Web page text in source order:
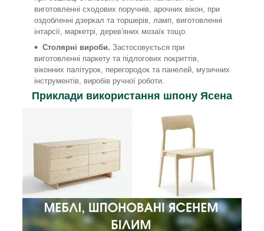
виготовленні сходових поручнів, арочних вікон, при
оздобленні дзеркал та торшерів, ламп, виготовленні
інтарсії, маркетрі, дерев'яних мозаїк тощо.
Столярні вироби. Застосовується при
виготовленні паркету та підлогових покриттів,
віконних палітурок, перегородок та панелей, музичних
інструментів, виробів ручної роботи.
Приклади використання шпону Ясена